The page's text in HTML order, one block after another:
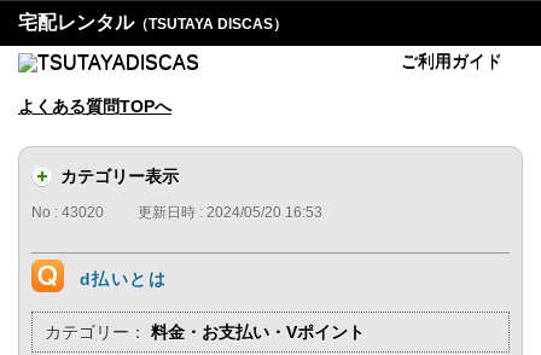
宅配レンタル（TSUTAYA DISCAS）
ご利用ガイド
よくある質問TOPへ
カテゴリー表示
No : 43020 更新日時 : 2024/05/20 16:53
d払いとは
カテゴリー： 料金・お支払い・Vポイント